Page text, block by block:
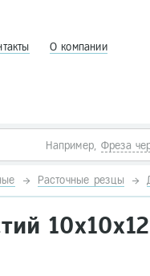
О компании
Например, Фреза
Расточные резцы